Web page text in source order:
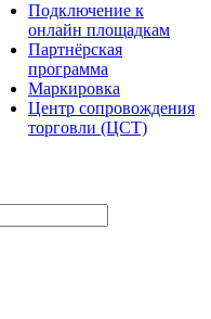
Подключение к
онлайн площадкам
Партнёрская
программа
Маркировка
Центр сопровождения
торговли (ЦСТ)